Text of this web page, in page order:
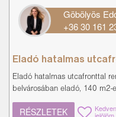
Göbölyös
+36 30 161
Eladó hatalmas
Eladó hatalmas utcafronttal
belvárosában eladó, 140 m2-
RÉSZLETEK